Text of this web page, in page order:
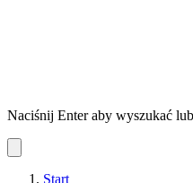
Naciśnij Enter aby wyszukać
Start